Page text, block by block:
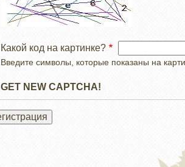
Какой код на картинке?
Введите символы, которые показаны на
GET NEW CAPTCHA!